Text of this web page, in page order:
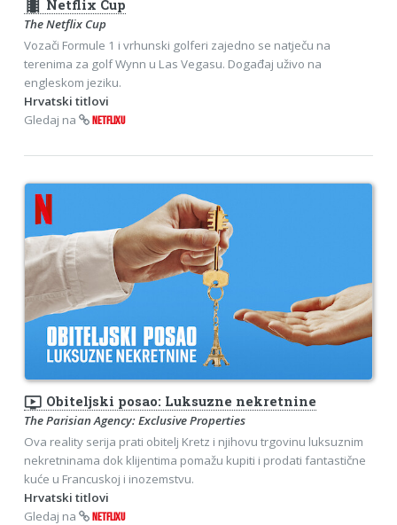
theaters Netflix Cup
The Netflix Cup
Vozači Formule 1 i vrhunski golferi zajedno se natječu na
terenima za golf Wynn u Las Vegasu. Događaj uživo na
engleskom jeziku.
Hrvatski titlovi
Gledaj na
NETFLIXU
ondemand_video Obiteljski posao: Luksuzne nekretnine
The Parisian Agency: Exclusive Properties
Ova reality serija prati obitelj Kretz i njihovu trgovinu luksuznim
nekretninama dok klijentima pomažu kupiti i prodati fantastične
kuće u Francuskoj i inozemstvu.
Hrvatski titlovi
Gledaj na
NETFLIXU